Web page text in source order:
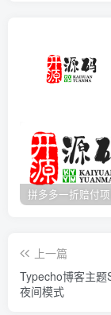
上一篇
Typecho博客主题
夜间模式